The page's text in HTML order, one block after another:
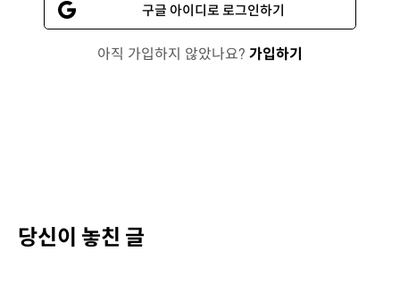
구글 아이디로 로그인하기
아직 가입하지 않았나요? 가입하기
당신이 놓친 글